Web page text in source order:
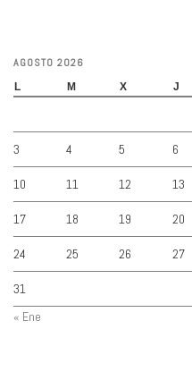
AGOSTO 2026
L M X J
3 4 5 6
10 11 12 13
17 18 19 20
24 25 26 27
31
« Ene